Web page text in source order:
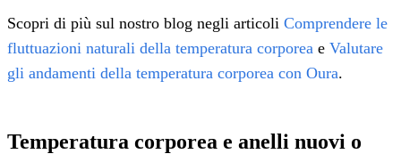
Scopri di più sul nostro blog negli articoli Comprendere le
fluttuazioni naturali della temperatura corporea e Valutare
gli andamenti della temperatura corporea con Oura.
Temperatura corporea e anelli nuovi o